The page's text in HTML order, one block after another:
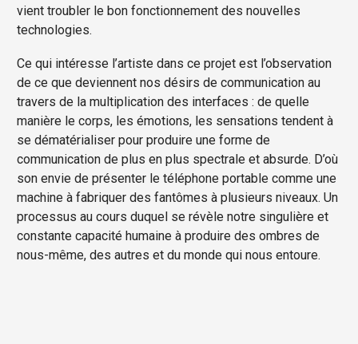
vient troubler le bon fonctionnement des nouvelles
technologies.
Ce qui intéresse l’artiste dans ce projet est l’observation
de ce que deviennent nos désirs de communication au
travers de la multiplication des interfaces : de quelle
manière le corps, les émotions, les sensations tendent à
se dématérialiser pour produire une forme de
communication de plus en plus spectrale et absurde. D’où
son envie de présenter le téléphone portable comme une
machine à fabriquer des fantômes à plusieurs niveaux. Un
processus au cours duquel se révèle notre singulière et
constante capacité humaine à produire des ombres de
nous-même, des autres et du monde qui nous entoure.